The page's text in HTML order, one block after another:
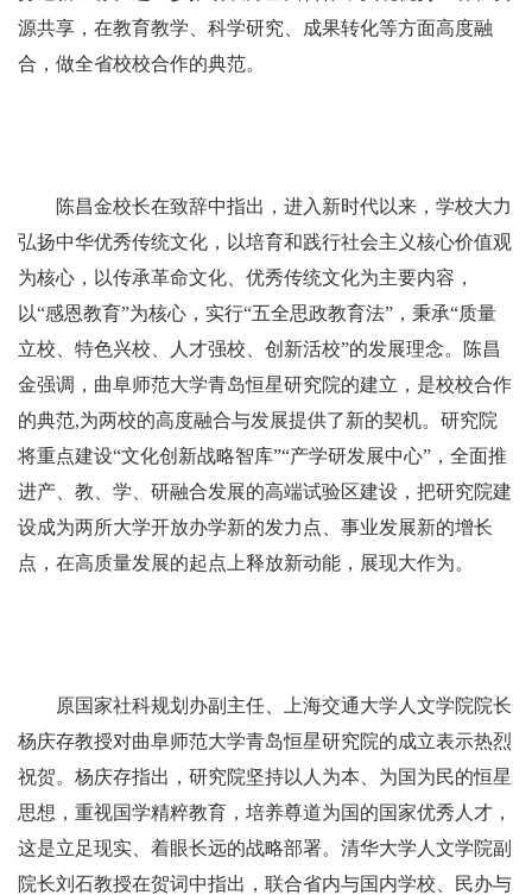
源共享，在教育教学、科学研究、成果转化等方面高度融
合，做全省校校合作的典范。
陈昌金校长在致辞中指出，进入新时代以来，学校大力
弘扬中华优秀传统文化，以培育和践行社会主义核心价值观
为核心，以传承革命文化、优秀传统文化为主要内容，
以“感恩教育”为核心，实行“五全思政教育法”，秉承“质量
立校、特色兴校、人才强校、创新活校”的发展理念。陈昌
金强调，曲阜师范大学青岛恒星研究院的建立，是校校合作
的典范,为两校的高度融合与发展提供了新的契机。研究院
将重点建设“文化创新战略智库”“产学研发展中心”，全面推
进产、教、学、研融合发展的高端试验区建设，把研究院建
设成为两所大学开放办学新的发力点、事业发展新的增长
点，在高质量发展的起点上释放新动能，展现大作为。
原国家社科规划办副主任、上海交通大学人文学院院长
杨庆存教授对曲阜师范大学青岛恒星研究院的成立表示热烈
祝贺。杨庆存指出，研究院坚持以人为本、为国为民的恒星
思想，重视国学精粹教育，培养尊道为国的国家优秀人才，
这是立足现实、着眼长远的战略部署。清华大学人文学院副
院长刘石教授在贺词中指出，联合省内与国内学校、民办与